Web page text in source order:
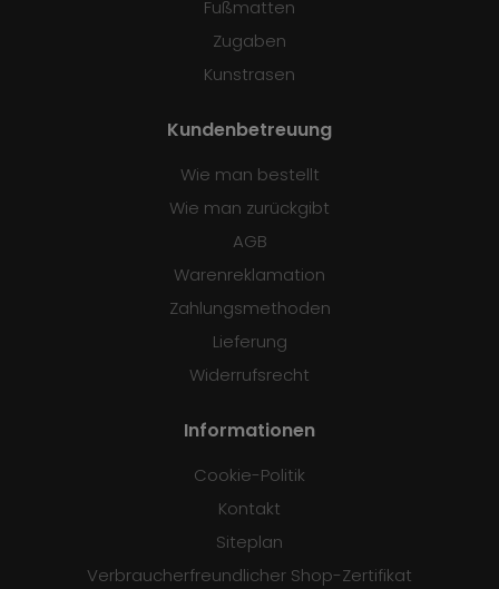
Fußmatten
Zugaben
Kunstrasen
Kundenbetreuung
Wie man bestellt
Wie man zurückgibt
AGB
Warenreklamation
Zahlungsmethoden
Lieferung
Widerrufsrecht
Informationen
Cookie-Politik
Kontakt
Siteplan
Verbraucherfreundlicher Shop-Zertifikat